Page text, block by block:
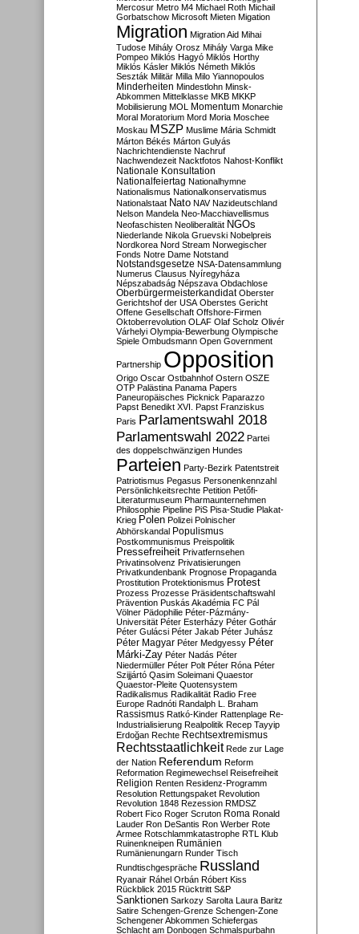
Mercosur Metro M4 Michael Roth Michail
Gorbatschow Microsoft Mieten Migation
Migration Migration Aid Mihai
Tudose Mihály Orosz Mihály Varga Mike
Pompeo Miklós Hagyó Miklós Horthy
Miklós Kásler Miklós Németh Miklós
Seszták Militär Milla Milo Yiannopoulos
Minderheiten Mindestlohn Minsk-
Abkommen Mittelklasse MKB MKKP
Mobilisierung MOL Momentum Monarchie
Moral Moratorium Mord Moria Moschee
Moskau MSZP Muslime Mária Schmidt
Márton Békés Márton Gulyás
Nachrichtendienste Nachruf
Nachwendezeit Nacktfotos Nahost-Konflikt
Nationale Konsultation
Nationalfeiertag Nationalhymne
Nationalismus Nationalkonservatismus
Nationalstaat Nato NAV Nazideutschland
Nelson Mandela Neo-Macchiavellismus
Neofaschisten Neoliberalität NGOs
Niederlande Nikola Gruevski Nobelpreis
Nordkorea Nord Stream Norwegischer
Fonds Notre Dame Notstand
Notstandsgesetze NSA-Datensammlung
Numerus Clausus Nyíregyháza
Népszabadság Népszava Obdachlose
Oberbürgermeisterkandidat Oberster
Gerichtshof der USA Oberstes Gericht
Offene Gesellschaft Offshore-Firmen
Oktoberrevolution OLAF Olaf Scholz Olivér
Várhelyi Olympia-Bewerbung Olympische
Spiele Ombudsmann Open Government
Partnership Opposition
Origo Oscar Ostbahnhof Ostern OSZE
OTP Palästina Panama Papers
Paneuropäisches Picknick Paparazzo
Papst Benedikt XVI. Papst Franziskus
Paris Parlamentswahl 2018
Parlamentswahl 2022 Partei
des doppelschwänzigen Hundes
Parteien Party-Bezirk Patentstreit
Patriotismus Pegasus Personenkennzahl
Persönlichkeitsrechte Petition Petőfi-
Literaturmuseum Pharmaunternehmen
Philosophie Pipeline PiS Pisa-Studie Plakat-
Krieg Polen Polizei Polnischer
Abhörskandal Populismus
Postkommunismus Preispolitik
Pressefreiheit Privatfernsehen
Privatinsolvenz Privatisierungen
Privatkundenbank Prognose Propaganda
Prostitution Protektionismus Protest
Prozess Prozesse Präsidentschaftswahl
Prävention Puskás Akadémia FC Pál
Völner Pädophilie Péter-Pázmány-
Universität Péter Esterházy Péter Gothár
Péter Gulácsi Péter Jakab Péter Juhász
Péter Magyar Péter Medgyessy Péter
Márki-Zay Péter Nadás Péter
Niedermüller Péter Polt Péter Róna Péter
Szijjártó Qasim Soleimani Quaestor
Quaestor-Pleite Quotensystem
Radikalismus Radikalität Radio Free
Europe Radnóti Randalph L. Braham
Rassismus Ratkó-Kinder Rattenplage Re-
Industrialisierung Realpolitik Recep Tayyip
Erdoğan Rechte Rechtsextremismus
Rechtsstaatlichkeit Rede zur Lage
der Nation Referendum Reform
Reformation Regimewechsel Reisefreiheit
Religion Renten Residenz-Programm
Resolution Rettungspaket Revolution
Revolution 1848 Rezession RMDSZ
Robert Fico Roger Scruton Roma Ronald
Lauder Ron DeSantis Ron Werber Rote
Armee Rotschlammkatastrophe RTL Klub
Ruinenkneipen Rumänien
Rumänienungarn Runder Tisch
Rundtischgespräche Russland
Ryanair Ráhel Orbán Róbert Kiss
Rückblick 2015 Rücktritt S&P
Sanktionen Sarkozy Sarolta Laura Baritz
Satire Schengen-Grenze Schengen-Zone
Schengener Abkommen Schiefergas
Schlacht am Donbogen Schmalspurbahn